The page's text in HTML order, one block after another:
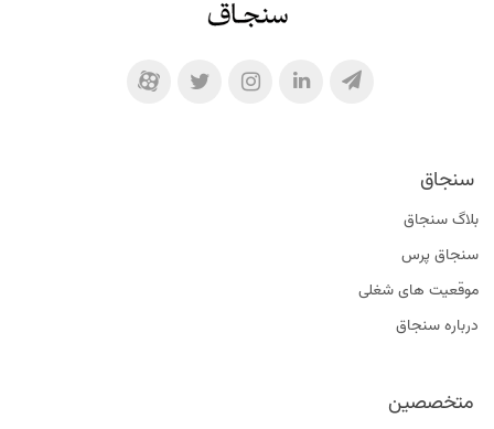
سنجاق
بلاگ سنجاق
سنجاق پرس
موقعیت‌ های شغلی
درباره سنجاق
متخصصین